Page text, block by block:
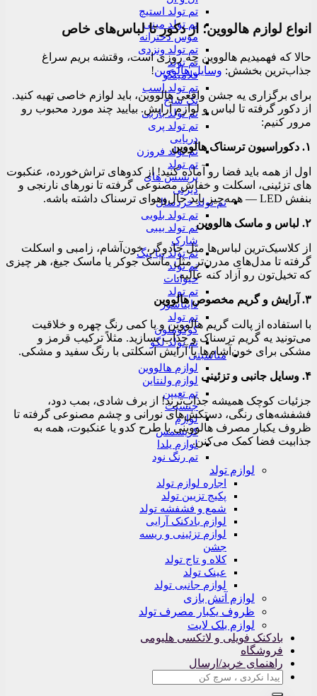
تم تولد استیچ
تم تولد مینی
موس دخترانه
تم تولد ونزدی
تم تولد
فلامینگو
تم تولد اسب
تک شاخ
تم تولد باربی
تم تولد پری
دریایی
تم تولد فروزن
تم تولد
پرنسس های
دیزنی
تم تولد خردسال
تم تولد بلویی
تم تولد بیبی
شارک
تم تولد پپا پیگ
تم تولد
حیوانات
تم تولد
دایناسور
تم تولد
کوکوملون
تم تولد لگو
مناسبتی
لوازم هالووین
لوازم ولنتاین
تم تعیین
جنسیت
لوازم
کریسمس
لوازم یلدا
تم رنگ نود
لوازم تولد
اجاره لوازم تولد
پکیج تزیین تولد
شمع و فشفشه تولد
لوازم بادکنک آرایی
لوازم تزئینی و ریسه
جشن
کلاه و تاج تولد
عینک تولد
لوازم جانبی تولد
لوازم آتش بازی
ظروف یکبار مصرف تولد
لوازم بلک لایت
بادکنک فویلی و لاتکسی هلیومی
فروشگاه
راهنمای خرید/ارسال
جستجو
انواع لوازم هالووین؛ از دکور تا لباس‌های خاص
حالا که فهمیدیم هالووین چه روزی است، وقتشه بریم سراغ
جذاب‌ترین بخشش: وسایل هالووین!
برای برگزاری یه جشن واقعی هالووین، باید لوازم خاصی تهیه کنید.
از دکور گرفته تا لباس و لوازم آرایش. بیایید چند مورد محبوب رو
مرور کنیم:
۱. دکوراسیون ترسناک هالووین
اول از همه باید فضا رو آماده کنید! از کدوهای تراش‌خورده، عنکبوت
های تزئینی، اسکلت و خفاش مصنوعی گرفته تا نورهای نارنجی و
بنفش LED — همه‌چیز باید حال‌و‌هوای ترسناک داشته باشه.
۲. لباس و ماسک هالووین
از کلاسیک‌ترین لباس‌ها مثل جادوگر، خون‌آشام، زامبی و اسکلت
گرفته تا مدل‌های مدرن‌تر مثل ماسک جوکر یا ماسک‌ جیغ، هر چیزی
که تخیل‌تون رو آزاد کنه عالیه.
۳. آرایش و گریم مخصوص هالووین
با استفاده از پالت گریم هالووین و یا کمی رنگ چهره و خلاقیت
می‌تونید یه گریم ترسناک و جذاب بسازید. مثلاً ترکیب قرمز و
مشکی برای خون‌آشام‌ها یا آرایش اسکلتی با رنگ سفید و مشکی.
۴. وسایل جانبی و تزئینی
جزئیات کوچک همیشه جذاب‌ترند! از برف شادی، بمب دود،
فشفشه‌های رنگی، دستکش‌های نورانی و چشم مصنوعی گرفته تا
ظروف یکبار مصرف هالووینی با طرح کدو یا عنکبوت، همه به
جذابیت فضا کمک می‌کنن.